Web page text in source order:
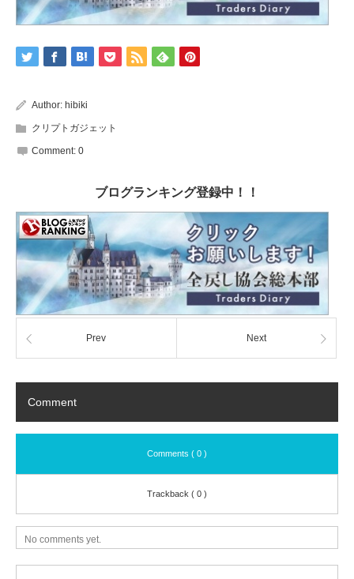
Author: hibiki
クリプトガジェット
Comment: 0
ブログランキング登録中！！
Prev Next
Comment
Comments ( 0 )
Trackback ( 0 )
No comments yet.